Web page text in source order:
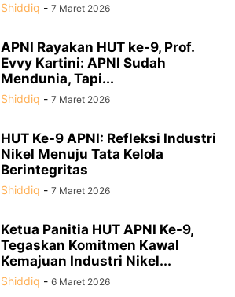
Shiddiq - 7 Maret 2026
APNI Rayakan HUT ke-9, Prof.
Evvy Kartini: APNI Sudah
Mendunia, Tapi...
Shiddiq - 7 Maret 2026
HUT Ke-9 APNI: Refleksi Industri
Nikel Menuju Tata Kelola
Berintegritas
Shiddiq - 7 Maret 2026
Ketua Panitia HUT APNI Ke-9,
Tegaskan Komitmen Kawal
Kemajuan Industri Nikel...
Shiddiq - 6 Maret 2026